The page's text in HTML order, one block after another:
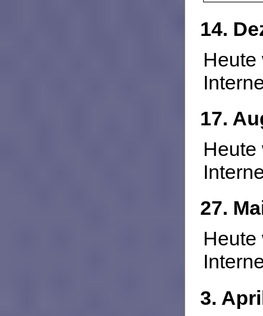
14.
Heute
17.
Heute
27.
Heute
3.